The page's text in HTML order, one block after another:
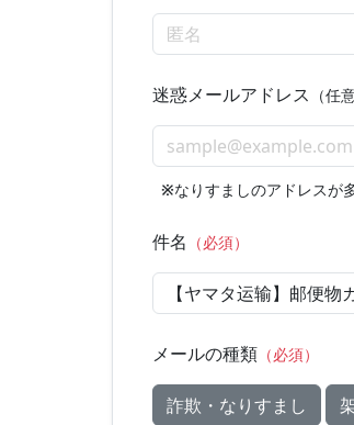
迷惑メールアドレス （任
※なりすましのアドレスが
件名 （必須）
メールの種類 （必須）
詐欺・なりすまし